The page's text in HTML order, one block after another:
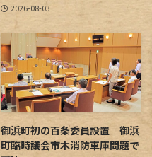
2026-08-03
御浜町初の百条委員設置 御浜
町臨時議会市木消防車庫問題で